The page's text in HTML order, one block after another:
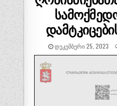
ᲓᲔᲙᲔᲛᲑᲔᲠᲘ 25, 2023